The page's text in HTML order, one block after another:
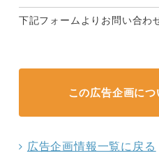
下記フォームよりお問い合わ
この広告企画に
広告企画情報一覧に戻る